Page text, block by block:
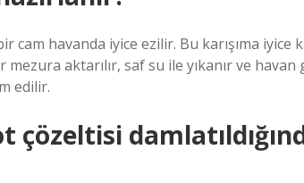
cam havanda iyice ezilir. Bu karışıma iyice
aktarılır, saf su ile yıkanır ve
edilir.
çözeltisi